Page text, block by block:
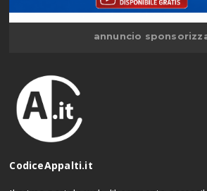
annuncio
CodiceAppalti.it